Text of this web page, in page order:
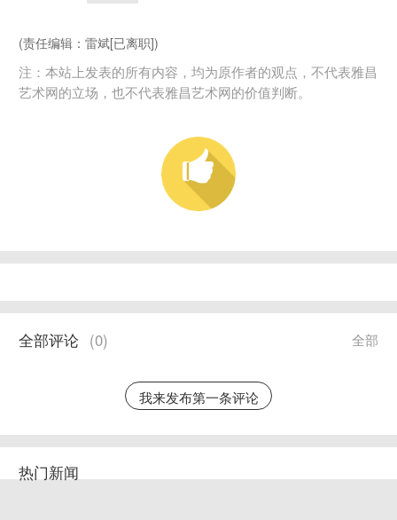
(责任编辑：雷斌[已离职])
注：本站上发表的所有内容，均为原作者的观点，不代表雅昌
艺术网的立场，也不代表雅昌艺术网的价值判断。
全部
全部评论 (0)
我来发布第一条评论
热门新闻